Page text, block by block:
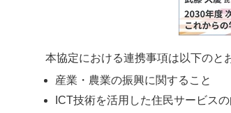
本協定における連携事項は以下のと
産業・農業の振興に関すること
ICT技術を活用した住民サービス